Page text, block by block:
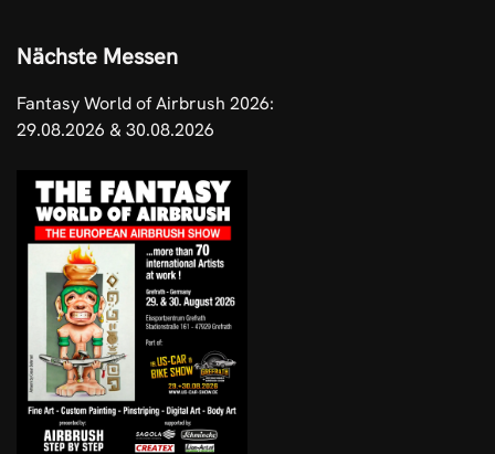
Nächste Messen
Fantasy World of Airbrush 2026:
29.08.2026 & 30.08.2026